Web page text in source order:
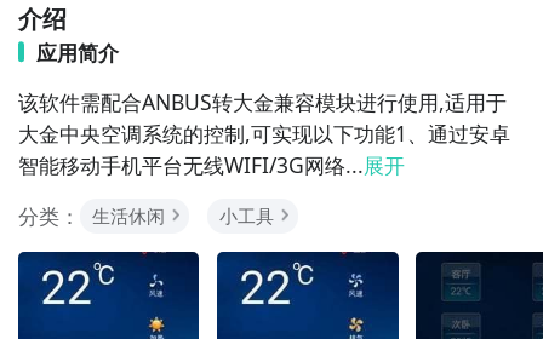
介绍
应用简介
该软件需配合ANBUS转大金兼容模块进行使用,适用于
大金中央空调系统的控制,可实现以下功能1、通过安卓
智能移动手机平台无线WIFI/3G网络...展开
分类：
生活休闲 小工具